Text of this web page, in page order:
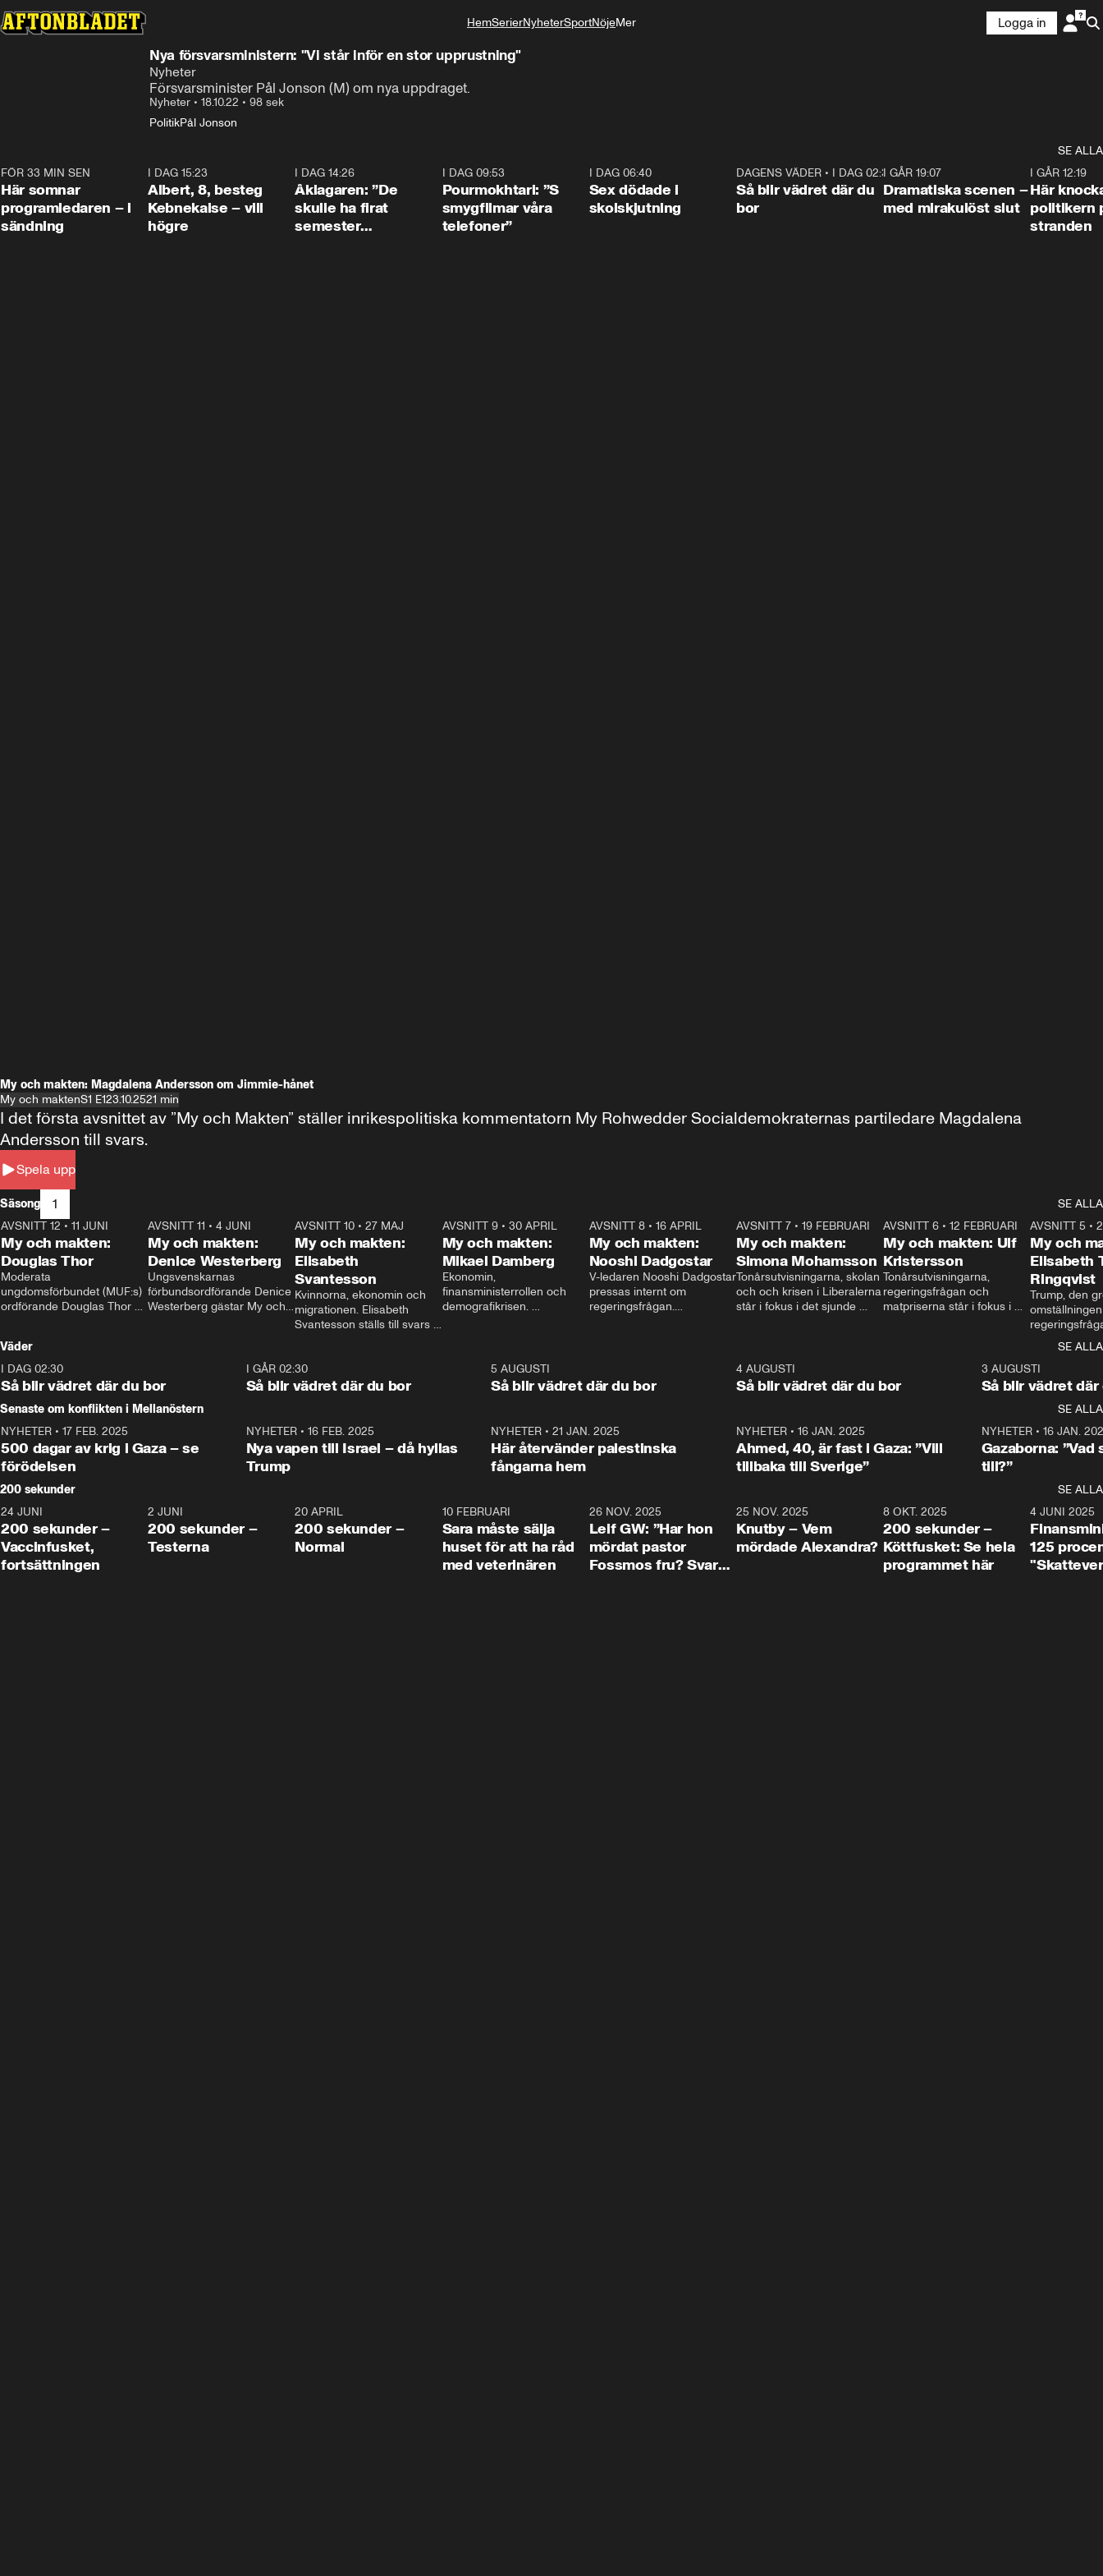
HemSerierNyheterSportNöjeMer
Logga in
Nya försvarsministern: "Vi står inför en stor upprustning"
Nyheter
Försvarsminister Pål Jonson (M) om nya uppdraget.
Nyheter • 18.10.22 • 98 sek
PolitikPål Jonson
SE ALLA
FÖR 33 MIN SEN
Här somnar
programledaren – i
sändning
I DAG 15:23
Albert, 8, besteg
Kebnekaise – vill
högre
I DAG 14:26
Åklagaren: ”De
skulle ha firat
semester
I DAG 09:53
Pourmokhtari: ”S
smygfilmar våra
telefoner”
I DAG 06:40
Sex dödade i
skolskjutning
1:06
DAGENS VÄDER• I DAG 02:30
Så blir vädret där du
bor
I GÅR 19:07
Dramatiska scenen –
med mirakulöst slut
I GÅR 12:19
Här
politikern
stranden
My och makten: Magdalena Andersson om Jimmie-hånet
My och maktenS1 E123.10.2521 min
Spela upp
I det första avsnittet av ”My och Makten” ställer inrikespolitiska kommentatorn My Rohwedder Socialdemokraternas partiledare Magdalena
Andersson till svars.
Säsong 1
SE ALLA
26:27
AVSNITT 12 • 11 JUNI
My och makten:
Douglas Thor
Moderata
ungdomsförbundet (MUF:s)
ordförande Douglas Thor
tonårsutvisningarna och hur
Moderaterna ska locka
väljare till valet i höst.
23:40
AVSNITT 11 •4 JUNI
My och makten:
Denice Westerberg
Ungsvenskarnas
förbundsordförande Denice
Westerberg gästar My och
AVSNITT 10 •27 MAJ
My och makten:
Elisabeth
Svantesson
Kvinnorna, ekonomin och
migrationen. Elisabeth
Svantesson ställs till svars
AVSNITT 9• 30 APRIL
My och makten:
Mikael Damberg
Ekonomin,
finansministerrollen och
demografikrisen.
och Makten.
AVSNITT 8• 16 APRIL
My och makten:
Nooshi Dadgostar
V-ledaren Nooshi Dadgostar
pressas internt om
regeringsfrågan.
– Vi ställer upp i val. Ska vi
vara med så sitter vi förstås
24:30
AVSNITT 7• 19 FEBRUARI
My och makten:
Simona Mohamsson
Tonårsutvisningarna, skolan
och och krisen i Liberalerna
står i fokus i det sjunde
kommentator My
Rohwedder ställer
utbildnings- och
Mohamsson till svars.
27:30
AVSNITT 6 •12 FEBRUARI
My och makten: Ulf
Kristersson
Tonårsutvisningarna,
regeringsfrågan och
matpriserna står i fokus i
Rohwedder ställer
statsminister Ulf Kristersson
AVSNITT 5 •
My och
Elisabeth
Ringqvist
Trump, den
centrum i
avsnittet av
Makten”. Se
Aftonbladets
Rohwedder
Thand Ring
Väder
SE ALLA
I DAG 02:30
Så blir vädret där du bor
1:06
I GÅR 02:30
Så blir vädret där du bor
5 AUGUSTI
Så blir vädret där du bor
4 AUGUSTI
Så blir vädret där du bor
3 AUGUSTI
Så blir vädret där
Senaste om konflikten i Mellanöstern
SE ALLA
NYHETER • 17 FEB. 2025
500 dagar av krig i Gaza – se
förödelsen
NYHETER• 16 FEB. 2025
Nya vapen till Israel – då hyllas
Trump
NYHETER •21 JAN. 2025
Här återvänder palestinska
fångarna hem
NYHETER• 16 JAN. 2025
Ahmed, 40, är fast i Gaza: ”Vill
tillbaka till Sverige”
NYHETER• 16 JAN.
Gazaborna:
till?”
200 sekunder
SE ALLA
5:00
24 JUNI
200 sekunder –
Vaccinfusket,
fortsättningen
4:23
2 JUNI
200 sekunder –
Testerna
20 APRIL
200 sekunder –
Normal
10 FEBRUARI
Sara måste sälja
huset för att ha råd
med veterinären
26 NOV. 2025
Leif GW: ”Har hon
mördat pastor
Fossmos fru? Svar
31:05
25 NOV. 2025
Knutby – Vem
mördade Alexandra?
4:29
8 OKT. 2025
200 sekunder –
Köttfusket: Se hela
programmet här
4 JUNI 2025
125